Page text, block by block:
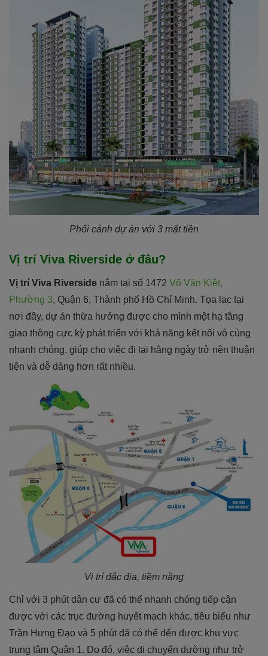
Phối cảnh dự án với 3 mặt tiền
Vị trí Viva Riverside ở đâu?
Vị trí Viva Riverside nằm tại số 1472 Võ Văn Kiệt,
Phường 3, Quận 6, Thành phố Hồ Chí Minh. Tọa lạc tại
nơi đây, dự án thừa hưởng được cho mình một hạ tầng
giao thông cực kỳ phát triển với khả năng kết nối vô cùng
nhanh chóng, giúp cho việc đi lại hằng ngày trở nên thuận
tiện và dễ dàng hơn rất nhiều.
Vị trí đắc địa, tiềm năng
Chỉ với 3 phút dân cư đã có thể nhanh chóng tiếp cận
được với các trục đường huyết mạch khác, tiêu biểu như
Trần Hưng Đạo và 5 phút đã có thể đến được khu vực
trung tâm Quận 1. Do đó, việc di chuyển dường như trở